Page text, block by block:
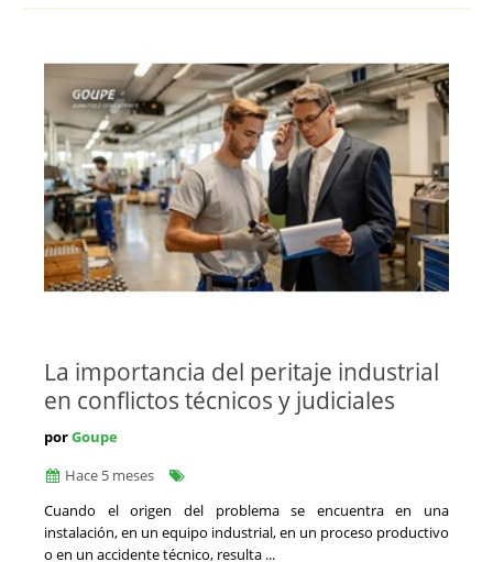
Islas Baleares
Jaén
La Coruña
La Rioja
Las Palmas
León
Lleida
Lugo
Madrid
Málaga
Orense
Palencia
Salamanca
Santa Cruz de Tenerife
Sevilla
Soria
Comisario de Averías Marítimo
Construcción, Rehabilitación y Urbanismo
Criminalistas
Daños y Siniestros
Detectives Privados
Documentoscópicos
Economistas
Economistas - Administradores Concursales
Expertos Inmobiliarios - Tasadores Inmuebles
Filatelia y Numismática
Informática Forense
Ingenieros Agrónomos
Ingenieros Industriales
Ingenieros Informáticos
Ingenieros Técnicos Agrícolas
Ingenieros Técnicos Industriales
Ingenieros Técnicos en Topografía
Ingenieros de Caminos
La importancia del peritaje industrial
en conflictos técnicos y judiciales
porGoupe
Hace 5 meses
Cuando el origen del problema se encuentra en una
instalación, en un equipo industrial, en un proceso productivo
o en un accidente técnico, resulta ...